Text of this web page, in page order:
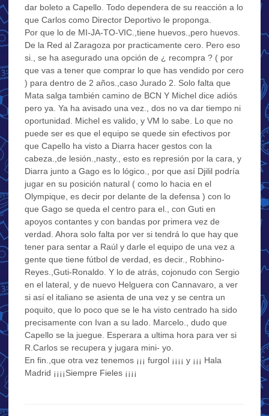
dar boleto a Capello. Todo dependera de su reacción a lo
que Carlos como Director Deportivo le proponga.
Por que lo de MI-JA-TO-VIC.,tiene huevos.,pero huevos.
De la Red al Zaragoza por practicamente cero. Pero eso
si., se ha asegurado una opción de ¿ recompra ? ( por
que vas a tener que comprar lo que has vendido por cero
) para dentro de 2 años.,caso Jurado 2. Solo falta que
Mata salga también camino de BCN Y Michel dice adiós
pero ya. Ya ha avisado una vez., dos no va dar tiempo ni
oportunidad. Michel es valido, y VM lo sabe. Lo que no
puede ser es que el equipo se quede sin efectivos por
que Capello ha visto a Diarra hacer gestos con la
cabeza.,de lesión.,nasty., esto es represión por la cara, y
Diarra junto a Gago es lo lógico., por que así Djilil podría
jugar en su posición natural ( como lo hacia en el
Olympique, es decir por delante de la defensa ) con lo
que Gago se queda el centro para el., con Guti en
apoyos contantes y con bandas por primera vez de
verdad. Ahora solo falta por ver si tendrá lo que hay que
tener para sentar a Raúl y darle el equipo de una vez a
gente que tiene fútbol de verdad, es decir., Robhino-
Reyes.,Guti-Ronaldo. Y lo de atrás, cojonudo con Sergio
en el lateral, y de nuevo Helguera con Cannavaro, a ver
si así el italiano se asienta de una vez y se centra un
poquito, que lo poco que se le ha visto centrado ha sido
precisamente con Ivan a su lado. Marcelo., dudo que
Capello se la juegue. Esperara a ultima hora para ver si
R.Carlos se recupera y jugara mini- yo.
En fin.,que otra vez tenemos ¡¡¡ furgol ¡¡¡¡ y ¡¡¡ Hala
Madrid ¡¡¡¡Siempre Fieles ¡¡¡¡